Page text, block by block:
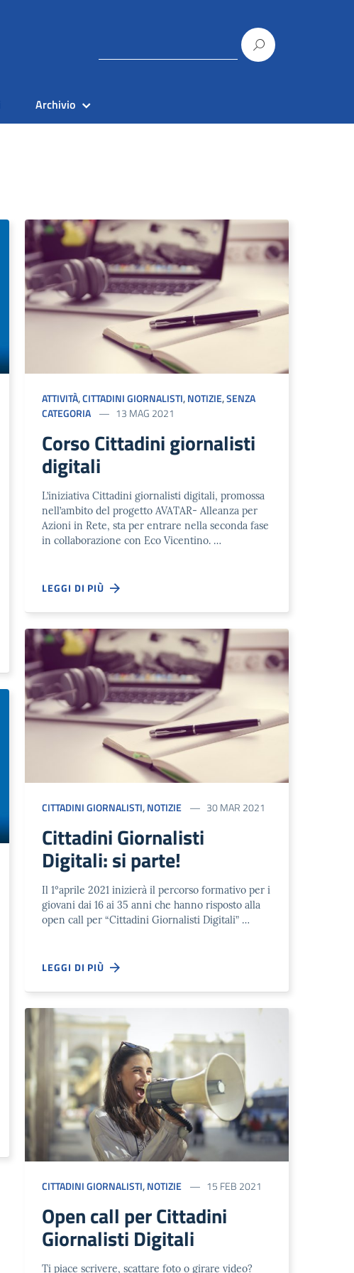
Archivio
ATTIVITÀ,CITTADINI GIORNALISTI,NOTIZIE,SENZA
CATEGORIA
13 MAG 2021
Corso Cittadini giornalisti
digitali
L’iniziativa Cittadini giornalisti digitali, promossa
nell’ambito del progetto AVATAR- Alleanza per
Azioni in Rete, sta per entrare nella seconda fase
in collaborazione con Eco Vicentino. …
LEGGI DI PIÙ
CITTADINI GIORNALISTI,NOTIZIE 30 MAR 2021
Cittadini Giornalisti
Digitali: si parte!
Il 1°aprile 2021 inizierà il percorso formativo per i
giovani dai 16 ai 35 anni che hanno risposto alla
open call per “Cittadini Giornalisti Digitali” …
LEGGI DI PIÙ
CITTADINI GIORNALISTI,NOTIZIE 15 FEB 2021
Open call per Cittadini
Giornalisti Digitali
Ti piace scrivere, scattare foto o girare video?